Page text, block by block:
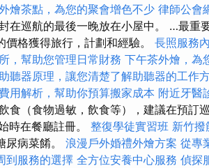
燴茶點，為您的聚會增色不少 律師公會
在巡航的最後一晚放在小屋中。 …最重
格獲得旅行，計劃和經驗。 長照服務
，幫助您管理日常財務 下午茶外燴，為
聽器原理，讓您清楚了解助聽器的工作
用解析，幫助你預算搬家成本 附近牙醫
食（食物過敏，飲食等），建議在預訂
時在餐廳註冊。 整復學徒實習班 新竹撥
尿病菜餚。 浪漫戶外婚禮外燴方案 從專
到服務的選擇 全方位安養中心服務 偵探